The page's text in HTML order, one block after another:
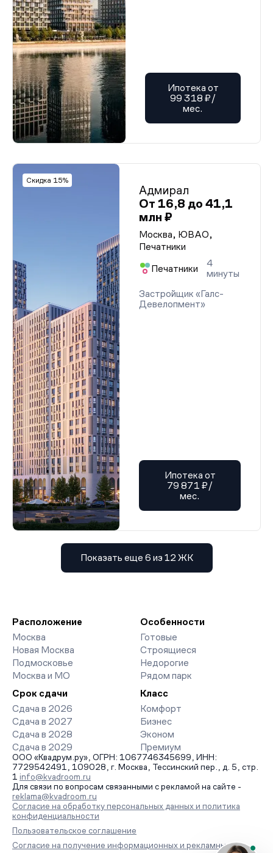
Ипотека от
99 318 ₽/
мес.
Скидка 15%
Адмирал
От 16,8 до 41,1
млн ₽
Москва, ЮВАО,
Печатники
Печатники
4
минуты
Застройщик «Галс-
Девелопмент»
Ипотека от
79 871 ₽/
мес.
Показать еще 6 из 12 ЖК
Расположение
Москва
Новая Москва
Подмосковье
Москва и МО
Особенности
Готовые
Строящиеся
Недорогие
Рядом парк
Срок сдачи
Сдача в 2026
Сдача в 2027
Сдача в 2028
Сдача в 2029
Класс
Комфорт
Бизнес
Эконом
Премиум
ООО «Квадрум.ру», ОГРН: 1067746345699, ИНН:
7729542491, 109028, г. Москва, Тессинский пер., д. 5, стр.
1 info@kvadroom.ru
Для связи по вопросам связанными с рекламой на сайте -
reklama@kvadroom.ru
Согласие на обработку персональных данных и политика
конфиденциальности
Пользовательское соглашение
Согласие на получение информационных и рекламных